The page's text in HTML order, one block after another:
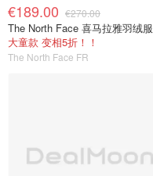
€189.00 €270.00
The North Face 喜马拉雅羽绒服
大童款 变相5折！！
The North Face FR